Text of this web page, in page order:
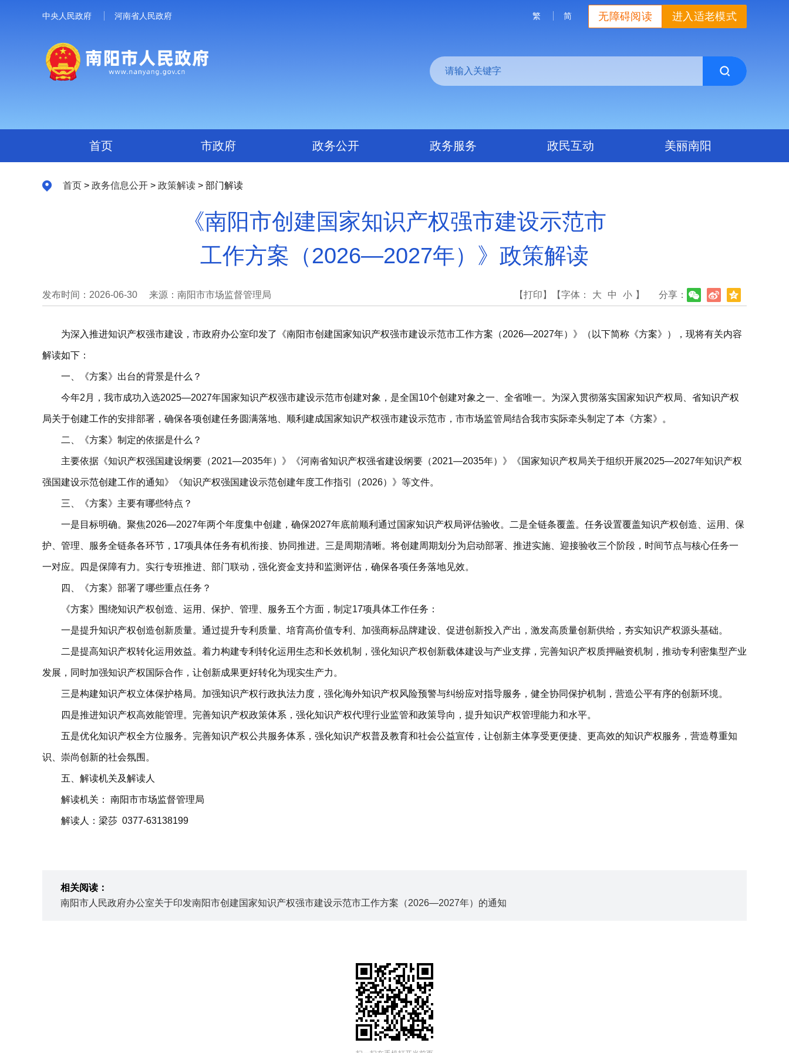
中央人民政府 河南省人民政府 进入适老模式
无障碍阅读
繁 简
首页 市政府 政务公开 政务服务 政民互动 美丽南阳
首页 > 政务信息公开 > 政策解读 > 部门解读
《南阳市创建国家知识产权强市建设示范市
工作方案（2026—2027年）》政策解读
发布时间：2026-06-30 来源：南阳市市场监督管理局 分享：
【打印】 【字体： 大 中 小 】
为深入推进知识产权强市建设，市政府办公室印发了《南阳市创建国家知识产权强市建设示范市工作方案（2026—2027年）》（以下简称《方案》），现将有关内容
解读如下：
一、《方案》出台的背景是什么？
今年2月，我市成功入选2025—2027年国家知识产权强市建设示范市创建对象，是全国10个创建对象之一、全省唯一。为深入贯彻落实国家知识产权局、省知识产权
局关于创建工作的安排部署，确保各项创建任务圆满落地、顺利建成国家知识产权强市建设示范市，市市场监管局结合我市实际牵头制定了本《方案》。
二、《方案》制定的依据是什么？
主要依据《知识产权强国建设纲要（2021—2035年）》《河南省知识产权强省建设纲要（2021—2035年）》《国家知识产权局关于组织开展2025—2027年知识产权
强国建设示范创建工作的通知》《知识产权强国建设示范创建年度工作指引（2026）》等文件。
三、《方案》主要有哪些特点？
一是目标明确。聚焦2026—2027年两个年度集中创建，确保2027年底前顺利通过国家知识产权局评估验收。二是全链条覆盖。任务设置覆盖知识产权创造、运用、保
护、管理、服务全链条各环节，17项具体任务有机衔接、协同推进。三是周期清晰。将创建周期划分为启动部署、推进实施、迎接验收三个阶段，时间节点与核心任务一
一对应。四是保障有力。实行专班推进、部门联动，强化资金支持和监测评估，确保各项任务落地见效。
四、《方案》部署了哪些重点任务？
《方案》围绕知识产权创造、运用、保护、管理、服务五个方面，制定17项具体工作任务：
一是提升知识产权创造创新质量。通过提升专利质量、培育高价值专利、加强商标品牌建设、促进创新投入产出，激发高质量创新供给，夯实知识产权源头基础。
二是提高知识产权转化运用效益。着力构建专利转化运用生态和长效机制，强化知识产权创新载体建设与产业支撑，完善知识产权质押融资机制，推动专利密集型产业
发展，同时加强知识产权国际合作，让创新成果更好转化为现实生产力。
三是构建知识产权立体保护格局。加强知识产权行政执法力度，强化海外知识产权风险预警与纠纷应对指导服务，健全协同保护机制，营造公平有序的创新环境。
四是推进知识产权高效能管理。完善知识产权政策体系，强化知识产权代理行业监管和政策导向，提升知识产权管理能力和水平。
五是优化知识产权全方位服务。完善知识产权公共服务体系，强化知识产权普及教育和社会公益宣传，让创新主体享受更便捷、更高效的知识产权服务，营造尊重知
识、崇尚创新的社会氛围。
五、解读机关及解读人
解读机关： 南阳市市场监督管理局
解读人：梁莎 0377-63138199
相关阅读：
南阳市人民政府办公室关于印发南阳市创建国家知识产权强市建设示范市工作方案（2026—2027年）的通知